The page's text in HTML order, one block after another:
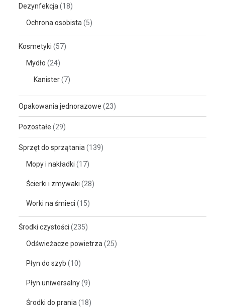
Dezynfekcja (18)
Ochrona osobista (5)
Kosmetyki (57)
Mydło (24)
Kanister (7)
Opakowania jednorazowe (23)
Pozostałe (29)
Sprzęt do sprzątania (139)
Mopy i nakładki (17)
Ścierki i zmywaki (28)
Worki na śmieci (15)
Środki czystości (235)
Odświeżacze powietrza (25)
Płyn do szyb (10)
Płyn uniwersalny (9)
Środki do prania (18)